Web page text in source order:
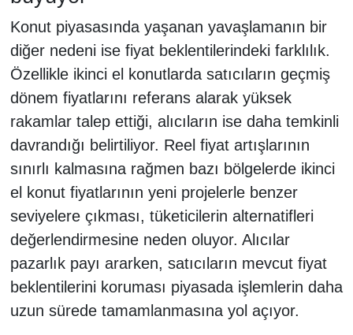
Konut piyasasında yaşanan yavaşlamanın bir
diğer nedeni ise fiyat beklentilerindeki farklılık.
Özellikle ikinci el konutlarda satıcıların geçmiş
dönem fiyatlarını referans alarak yüksek
rakamlar talep ettiği, alıcıların ise daha temkinli
davrandığı belirtiliyor. Reel fiyat artışlarının
sınırlı kalmasına rağmen bazı bölgelerde ikinci
el konut fiyatlarının yeni projelerle benzer
seviyelere çıkması, tüketicilerin alternatifleri
değerlendirmesine neden oluyor. Alıcılar
pazarlık payı ararken, satıcıların mevcut fiyat
beklentilerini koruması piyasada işlemlerin daha
uzun sürede tamamlanmasına yol açıyor.